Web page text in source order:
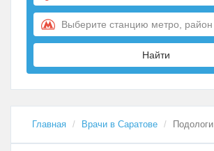
Выберите станцию метро, район
Найти
Главная Врачи в Саратове Подологи